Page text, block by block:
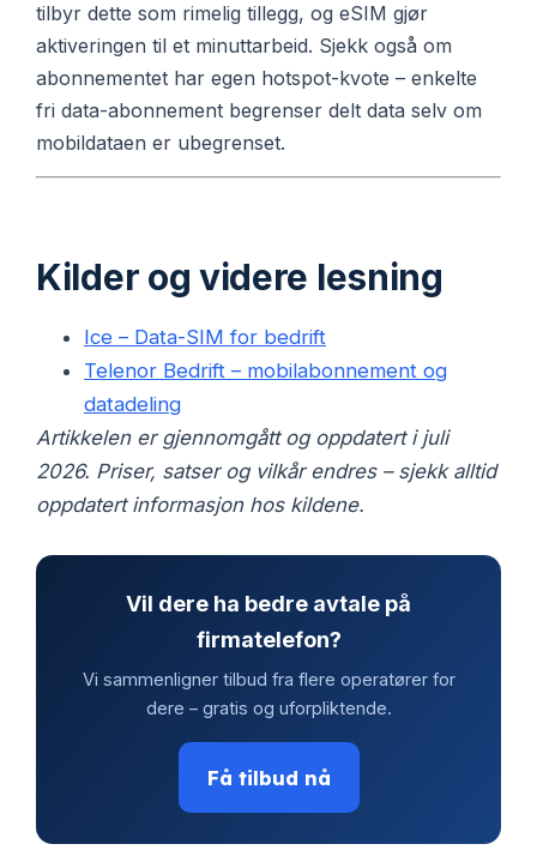
tilbyr dette som rimelig tillegg, og eSIM gjør
aktiveringen til et minuttarbeid. Sjekk også om
abonnementet har egen hotspot-kvote – enkelte
fri data-abonnement begrenser delt data selv om
mobildataen er ubegrenset.
Kilder og videre lesning
Ice – Data-SIM for bedrift
Telenor Bedrift – mobilabonnement og
datadeling
Artikkelen er gjennomgått og oppdatert i juli
2026. Priser, satser og vilkår endres – sjekk alltid
oppdatert informasjon hos kildene.
Vil dere ha bedre avtale på
firmatelefon?
Vi sammenligner tilbud fra flere operatører for
dere – gratis og uforpliktende.
Få tilbud nå